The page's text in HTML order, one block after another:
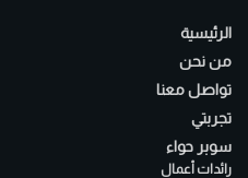
الرئيسية
من نحن
تواصل معنا
تجربتي
سوبر حواء
رائدات أعمال